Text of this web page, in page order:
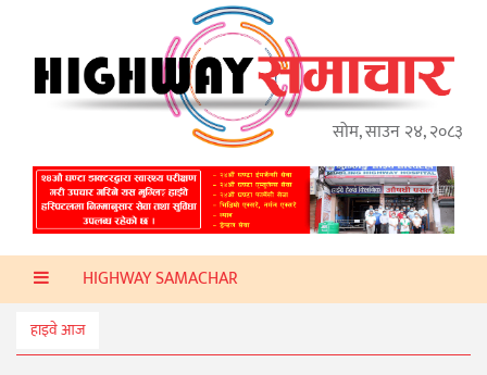
सोम, साउन २४, २०८३
गृहपृष्ठ
ताजा
समाचार
प्रदेश
प्रविधि
स्वास्थ्य
HIGHWAY SAMACHAR
हाइवे आज